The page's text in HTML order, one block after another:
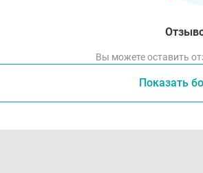
Вы можете оставить
Показать